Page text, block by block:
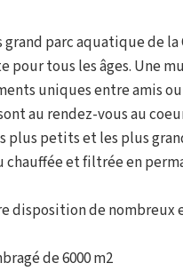
parc aquatique de
pour tous les âges. Une
uniques entre amis
au rendez-vous au
petits et les plus
chauffée et filtrée en
disposition de
de 6000 m2